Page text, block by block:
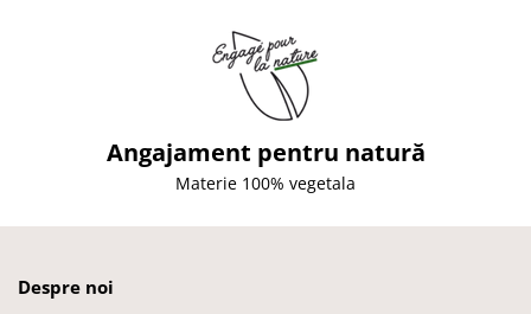
Angajament pentru natură
Materie 100% vegetala
Despre noi